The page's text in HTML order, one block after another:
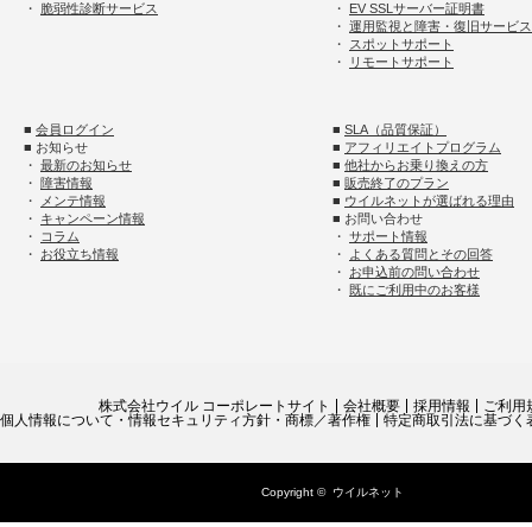
・ 脆弱性診断サービス ・ EV SSLサーバー証明書
・ 運用監視と障害・復旧サービス
・ スポットサポート
・
リモートサポート
■ 会員ログイン ■ SLA（品質保証）
■ お知らせ
■ アフィリエイトプログラム
・ 最新のお知らせ ■ 他社からお乗り換えの方
・ 障害情報 ■ 販売終了のプラン
・
メンテ情報 ■ ウイルネットが選ばれる理由
・ キャンペーン情報
■ お問い合わせ
・
コラム ・ サポート情報
・ お役立ち情報 ・
よくある質問とその回答
・ お申込前の問い合わせ
・ 既にご利用中のお客様
株式会社ウイル コーポレートサイト 会社概要 採用情報
ご利用
個人情報について・情報セキュリティ方針・商標／著作権
特定商取引法に基づく
Copyright © ウイルネット